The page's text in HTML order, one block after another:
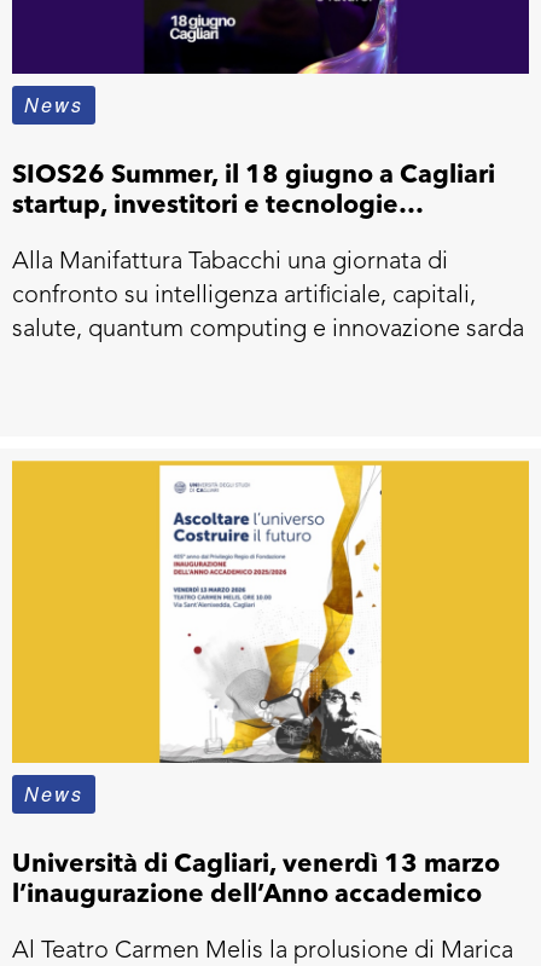
News
SIOS26 Summer, il 18 giugno a Cagliari
startup, investitori e tecnologie
Alla Manifattura Tabacchi una giornata di
confronto su intelligenza artificiale, capitali,
salute, quantum computing e innovazione sarda
News
Università di Cagliari, venerdì 13 marzo
l’inaugurazione dell’Anno accademico
Al Teatro Carmen Melis la prolusione di Marica